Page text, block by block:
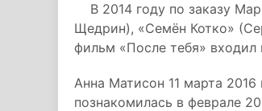
В 2014 году по заказу
Щедрин), «Семён Котко»
фильм «После тебя» входил
Анна Матисон 11 марта
познакомилась в феврале